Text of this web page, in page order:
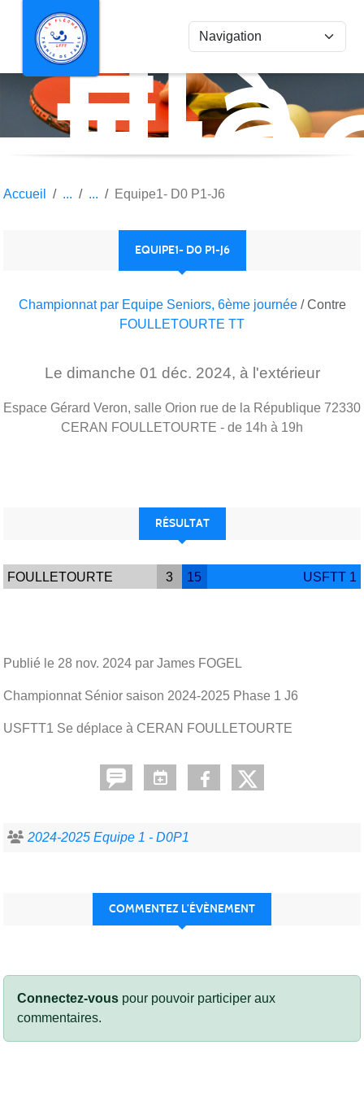
La
de
Accueil Equipe1- D0 P1-J6
EQUIPE1- D0 P1-J6
Championnat par Equipe Seniors, 6ème journée / Contre
FOULLETOURTE TT
Le dimanche 01 déc. 2024, à l'extérieur
Espace Gérard Veron, salle Orion rue de la République 72330
CERAN FOULLETOURTE - de 14h à 19h
RÉSULTAT
FOULLETOURTE 3 15 USFTT 1
Publié le 28 nov. 2024 par James FOGEL
Championnat Sénior saison 2024-2025 Phase 1 J6
USFTT1 Se déplace à CERAN FOULLETOURTE
2024-2025 Equipe 1 - D0P1
COMMENTEZ L’ÉVÈNEMENT
Connectez-vous pour pouvoir participer aux
commentaires.
Panneau de gestion des cookies